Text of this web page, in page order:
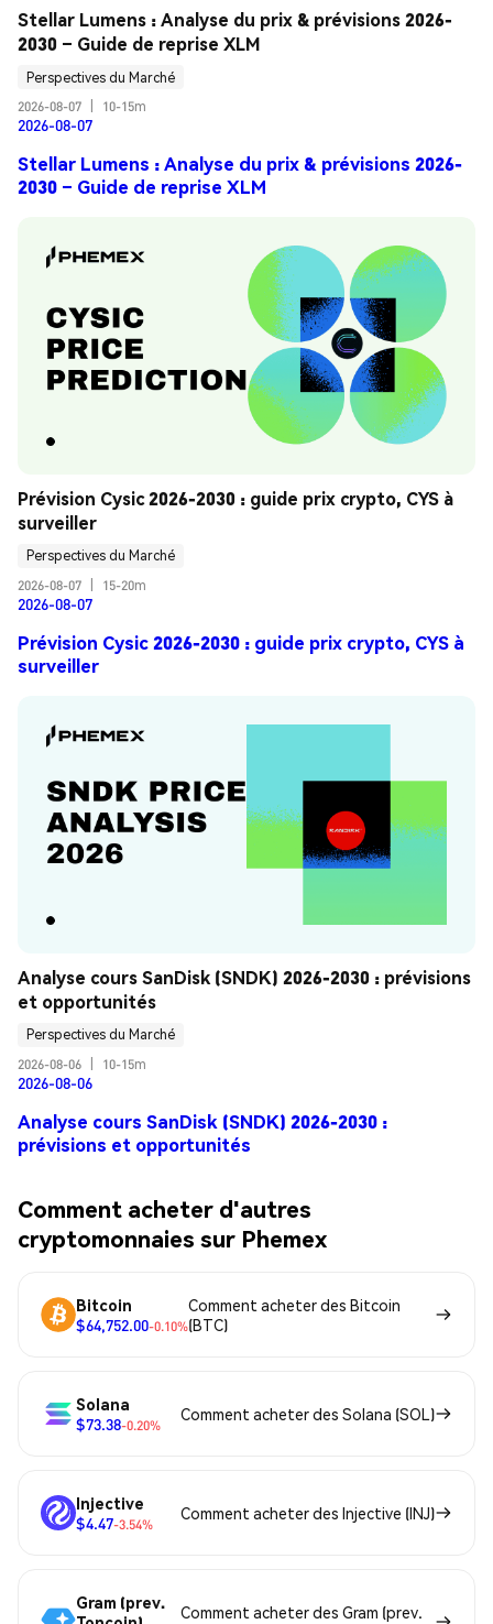
Stellar Lumens : Analyse du prix & prévisions 2026-
2030 – Guide de reprise XLM
Perspectives du Marché
2026-08-07
10-15m
2026-08-07
Stellar Lumens : Analyse du prix & prévisions 2026-
2030 – Guide de reprise XLM
Prévision Cysic 2026-2030 : guide prix crypto, CYS à
surveiller
Perspectives du Marché
2026-08-07
15-20m
2026-08-07
Prévision Cysic 2026-2030 : guide prix crypto, CYS à
surveiller
Analyse cours SanDisk (SNDK) 2026-2030 : prévisions
et opportunités
Perspectives du Marché
2026-08-06
10-15m
2026-08-06
Analyse cours SanDisk (SNDK) 2026-2030 :
prévisions et opportunités
Comment acheter d'autres
cryptomonnaies sur Phemex
Bitcoin
$64,752.00-0.10%
Comment acheter des Bitcoin
(BTC)
Solana
$73.38-0.20%
Comment acheter des Solana (SOL)
Injective
$4.47-3.54%
Comment acheter des Injective (INJ)
Gram (prev.
Comment acheter des Gram (prev.